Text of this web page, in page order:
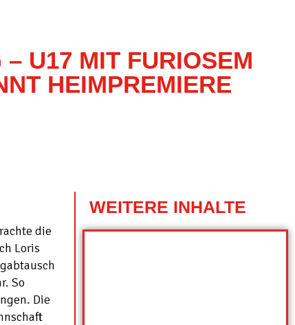
U17 MIT FURIOSEM
HEIMPREMIERE
die
Loris
So
Die
WEITERE INHALTE